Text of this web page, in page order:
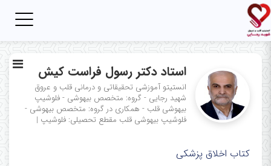
استاد دکتر رسول فراست کیش
انستیتو آموزشی تحقیقاتی و درمانی قلب و عروق
شهید رجایی - گروه: متخصص بیهوشی - فلوشیپ
بیهوشی قلب - همکاری در گروه: متخصص بیهوشی -
فلوشیپ بیهوشی قلب مقطع تحصیلی: فلوشیپ |
کتاب اخلاق پزشکی